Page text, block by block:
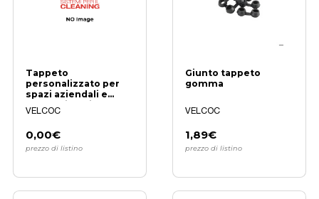
Tappeto
personalizzato per
spazi aziendali e
professionali
VELCOC
0,00€
prezzo di listino
Giunto tappeto
gomma
VELCOC
1,89€
prezzo di listino